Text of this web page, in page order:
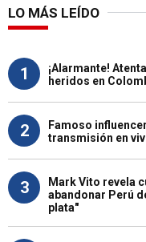
LO MÁS LEÍDO
1
¡Alarmante!
heridos en
2
Famoso
transmisión en
3
Mark Vito revela
abandonar Perú
plata"